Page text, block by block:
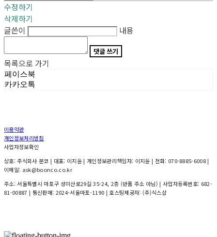
수정하기
삭제하기
글쓴이
내용
댓글 쓰기
목록으로 가기
페이스북
카카오톡
이용약관
개인정보처리방침
사업자정보확인
상호: 주식회사 분코 | 대표: 이지윤 | 개인정보관리책임자: 이지윤 | 전화: 070-8885-6008 |
이메일: ask@boonco.co.kr
주소: 서울특별시 마포구 성미산로29길 35-24, 2층 (반품 주소 아님) | 사업자등록번호: 682-
81-00887 | 통신판매: 2024-서울마포-1190 | 호스팅제공자: (주)식스샵